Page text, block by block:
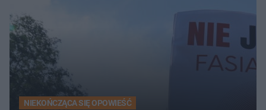
NIEKOŃCZĄCA SIĘ OPOWIEŚĆ